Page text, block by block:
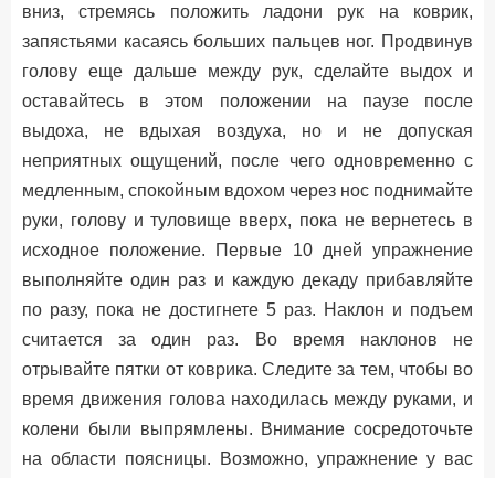
вниз, стремясь положить ладони рук на коврик,
запястьями касаясь больших пальцев ног. Продвинув
голову еще дальше между рук, сделайте выдох и
оставайтесь в этом положении на паузе после
выдоха, не вдыхая воздуха, но и не допуская
неприятных ощущений, после чего одновременно с
медленным, спокойным вдохом через нос поднимайте
руки, голову и туловище вверх, пока не вернетесь в
исходное положение. Первые 10 дней упражнение
выполняйте один раз и каждую декаду прибавляйте
по разу, пока не достигнете 5 раз. Наклон и подъем
считается за один раз. Во время наклонов не
отрывайте пятки от коврика. Следите за тем, чтобы во
время движения голова находилась между руками, и
колени были выпрямлены. Внимание сосредоточьте
на области поясницы. Возможно, упражнение у вас